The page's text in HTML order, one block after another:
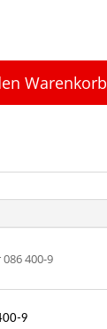
Warenkorb
400-9
9